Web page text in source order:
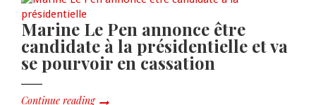
Marine Le Pen annonce être
candidate à la présidentielle et va
se pourvoir en cassation
Continue reading